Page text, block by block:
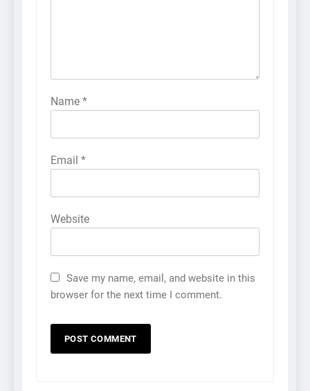
Name *
Email *
Website
Save my name, email, and website in this
browser for the next time I comment.